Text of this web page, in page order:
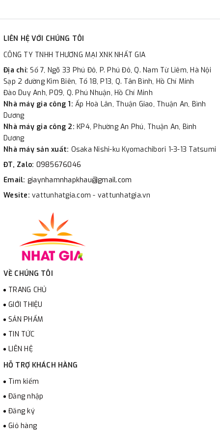
LIÊN HỆ VỚI CHÚNG TÔI
CÔNG TY TNHH THƯƠNG MẠI XNK NHẤT GIA
Địa chỉ:Số 7, Ngõ 33 Phú Đô, P. Phú Đô, Q. Nam Từ Liêm, Hà Nội
Sạp 2 đường Kim Biên, Tổ 18, P13, Q. Tân Bình, Hồ Chí Minh
Đào Duy Anh, P09, Q. Phú Nhuận, Hồ Chí Minh
Nhà máy gia công 1: Ấp Hoà Lân, Thuận Giao, Thuận An, Bình
Dương
Nhà máy gia công 2: KP4, Phường An Phú, Thuận An, Bình
Dương
Nhà máy sản xuất: Osaka Nishi-ku Kyomachibori 1-3-13 Tatsumi
ĐT, Zalo: 0985676046
Email: giaynhamnhapkhau@gmail.com
Wesite: vattunhatgia.com - vattunhatgia.vn
VỀ CHÚNG TÔI
TRANG CHỦ
GIỚI THIỆU
SẢN PHẨM
TIN TỨC
LIÊN HỆ
HỖ TRỢ KHÁCH HÀNG
Tìm kiếm
Đăng nhập
Đăng ký
Giỏ hàng